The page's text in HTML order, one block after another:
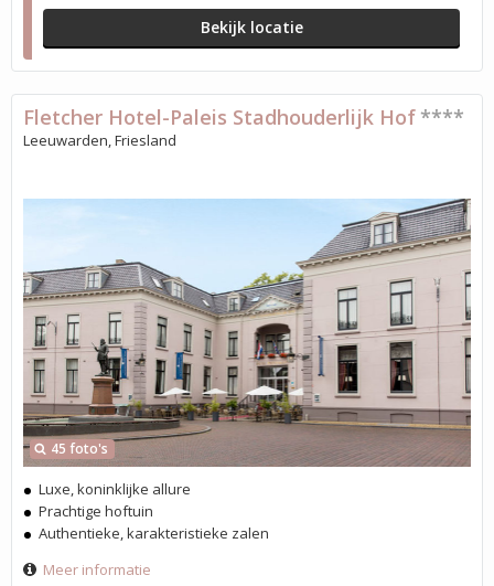
Bekijk locatie
45 foto's
Fletcher Hotel-Paleis Stadhouderlijk Hof ****
Leeuwarden, Friesland
Luxe, koninklijke allure
Prachtige hoftuin
Authentieke, karakteristieke zalen
Meer informatie